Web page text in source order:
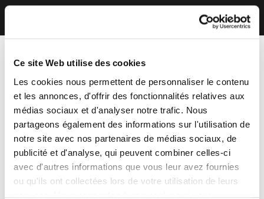
Ce site Web utilise des cookies
Les cookies nous permettent de personnaliser le contenu
et les annonces, d'offrir des fonctionnalités relatives aux
médias sociaux et d'analyser notre trafic. Nous
partageons également des informations sur l'utilisation de
notre site avec nos partenaires de médias sociaux, de
publicité et d'analyse, qui peuvent combiner celles-ci
avec d'autres informations que vous leur avez fournies
ou qu'ils ont collectées lors de votre utilisation de leurs